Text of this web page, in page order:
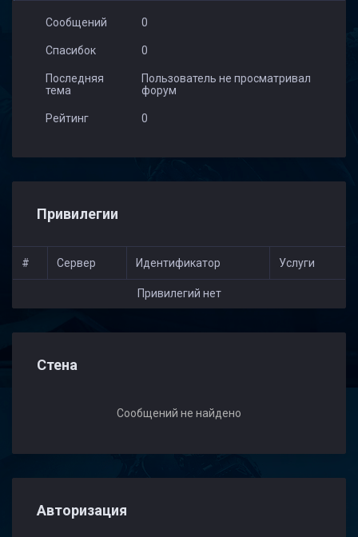
Сообщений 0
Спасибок 0
Последняя
тема
Пользователь не просматривал
форум
Рейтинг 0
Привилегии
# Сервер Идентификатор Услуги
Привилегий нет
Стена
Сообщений не найдено
Авторизация